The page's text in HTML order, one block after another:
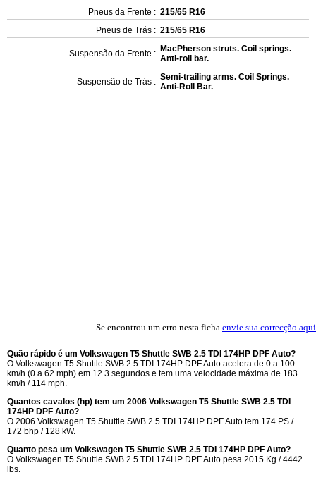
Pneus da Frente : 215/65 R16
Pneus de Trás : 215/65 R16
Suspensão da Frente : MacPherson struts. Coil springs.
Anti-roll bar.
Suspensão de Trás : Semi-trailing arms. Coil Springs.
Anti-Roll Bar.
Se encontrou um erro nesta ficha envie sua correcção aqui
Quão rápido é um Volkswagen T5 Shuttle SWB 2.5 TDI 174HP DPF Auto?
O Volkswagen T5 Shuttle SWB 2.5 TDI 174HP DPF Auto acelera de 0 a 100
km/h (0 a 62 mph) em 12.3 segundos e tem uma velocidade máxima de 183
km/h / 114 mph.
Quantos cavalos (hp) tem um 2006 Volkswagen T5 Shuttle SWB 2.5 TDI
174HP DPF Auto?
O 2006 Volkswagen T5 Shuttle SWB 2.5 TDI 174HP DPF Auto tem 174 PS /
172 bhp / 128 kW.
Quanto pesa um Volkswagen T5 Shuttle SWB 2.5 TDI 174HP DPF Auto?
O Volkswagen T5 Shuttle SWB 2.5 TDI 174HP DPF Auto pesa 2015 Kg / 4442
lbs.